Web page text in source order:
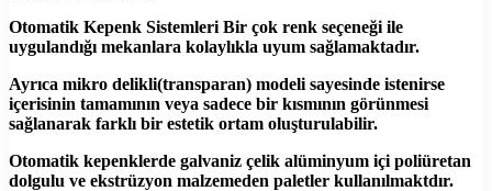
Otomatik Kepenk Sistemleri Bir çok renk seçeneği ile
uygulandığı mekanlara kolaylıkla uyum sağlamaktadır.
Ayrıca mikro delikli(transparan) modeli sayesinde istenirse
içerisinin tamamının veya sadece bir kısmının görünmesi
sağlanarak farklı bir estetik ortam oluşturulabilir.
Otomatik kepenklerde galvaniz çelik alüminyum içi poliüretan
dolgulu ve ekstrüzyon malzemeden paletler kullanılmaktdır.